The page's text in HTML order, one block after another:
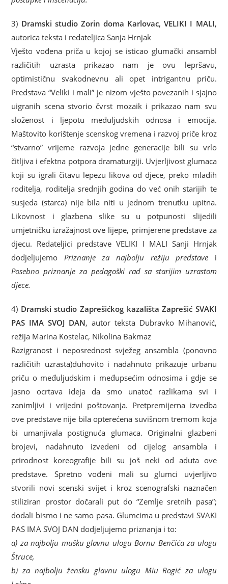
3) Dramski studio Zorin doma Karlovac, VELIKI I MALI,
autorica teksta i redateljica Sanja Hrnjak
Vješto vođena priča u kojoj se isticao glumački ansambl
različitih uzrasta prikazao nam je ovu lepršavu,
optimističnu svakodnevnu ali opet intrigantnu priču.
Predstava “Veliki i mali” je nizom vješto povezanih i sjajno
uigranih scena stvorio čvrst mozaik i prikazao nam svu
složenost i ljepotu međuljudskih odnosa i emocija.
Maštovito korištenje scenskog vremena i razvoj priče kroz
“stvarno” vrijeme razvoja jedne generacije bili su vrlo
čitljiva i efektna potpora dramaturgiji. Uvjerljivost glumaca
koji su igrali čitavu lepezu likova od djece, preko mladih
roditelja, roditelja srednjih godina do već onih starijih te
susjeda (starca) nije bila niti u jednom trenutku upitna.
Likovnost i glazbena slike su u potpunosti slijedili
umjetničku izražajnost ove lijepe, primjerene predstave za
djecu. Redateljici predstave VELIKI I MALI Sanji Hrnjak
dodjeljujemo Priznanje za najbolju režiju predstave i
Posebno priznanje za pedagoški rad sa starijim uzrastom
djece.
4) Dramski studio Zaprešićkog kazališta Zaprešić SVAKI
PAS IMA SVOJ DAN, autor teksta Dubravko Mihanović,
režija Marina Kostelac, Nikolina Bakmaz
Razigranost i neposrednost svježeg ansambla (ponovno
različitih uzrasta)duhovito i nadahnuto prikazuje urbanu
priču o međuljudskim i međupsećim odnosima i gdje se
jasno ocrtava ideja da smo unatoč razlikama svi i
zanimljivi i vrijedni poštovanja. Pretpremijerna izvedba
ove predstave nije bila opterećena suvišnom tremom koja
bi umanjivala postignuća glumaca. Originalni glazbeni
brojevi, nadahnuto izvedeni od cijelog ansambla i
prirodnost koreografije bili su još neki od aduta ove
predstave. Spretno vođeni mali su glumci uvjerljivo
stvorili novi scenski svijet i kroz scenografski naznačen
stiliziran prostor dočarali put do “Zemlje sretnih pasa”;
dodali bismo i ne samo pasa. Glumcima u predstavi SVAKI
PAS IMA SVOJ DAN dodjeljujemo priznanja i to:
a) za najbolju mušku glavnu ulogu Bornu Benčića za ulogu
Štruce,
b) za najbolju žensku glavnu ulogu Miu Rogić za ulogu